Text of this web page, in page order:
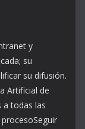
y
su
su difusión.
Artificial de
a todas las